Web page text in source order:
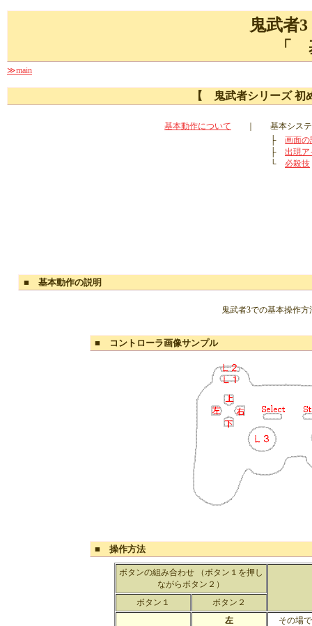
鬼武者
「
≫main
【 鬼武者シリーズ
基本動作について
基本シス
├ 画面の
├ 出現ア
└ 必殺技
■ 基本動作の説明
鬼武者3での基本操作
■ コントローラ画像サンプル
■ 操作方法
ボタンの組み合わせ （ボタン１を押し
ながらボタン２）
ボタン１
ボタン２
左
その場